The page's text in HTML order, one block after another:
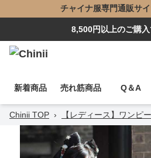
チャイナ服専門通販サ
8,500円以上のご購
新着商品 売れ筋商品 Q＆A
Chinii TOP › 【レディース】ワンピ